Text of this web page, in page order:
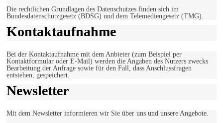
Die rechtlichen Grundlagen des Datenschutzes finden sich im
Bundesdatenschutzgesetz (BDSG) und dem Telemediengesetz (TMG).
Kontaktaufnahme
Bei der Kontaktaufnahme mit dem Anbieter (zum Beispiel per
Kontaktformular oder E-Mail) werden die Angaben des Nutzers zwecks
Bearbeitung der Anfrage sowie für den Fall, dass Anschlussfragen
entstehen, gespeichert.
Newsletter
Mit dem Newsletter informieren wir Sie über uns und unsere Angebote.